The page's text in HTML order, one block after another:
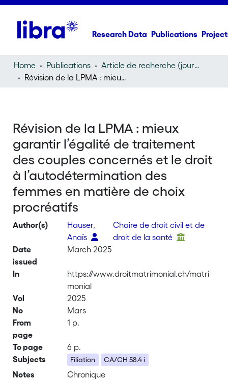
Research Data Publications
Home Publications
Article de recherche (journal article)
Révision de la LPMA : mieux garantir l’égalité de traitement des couples concernés et le droit à l’autodétermination des femmes en matière de choix procréatifs
Révision de la LPMA : mieux
garantir l’égalité de traitement
des couples concernés et le droit
à l’autodétermination des
femmes en matière de choix
procréatifs
Author(s)
Hauser,
Anaïs
Chaire de droit civil et de
droit de la santé
Date
issued
March 2025
In
https://www.droitmatrimonial.ch/matri
monial
Vol
2025
No
Mars
From
page
1 p.
To page
6 p.
Subjects
Filiation CA/CH 58.4 i
Notes
Chronique